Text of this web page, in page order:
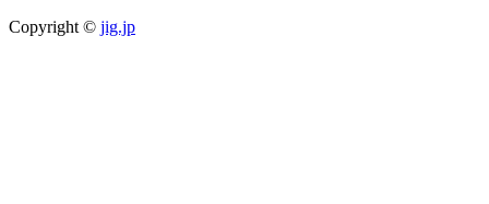
Copyright © jig.jp